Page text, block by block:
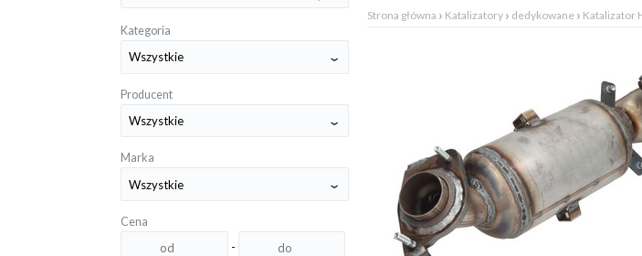
Kategoria
Producent
Marka
Cena
-
Strona główna › Katalizatory › dedykowane › Katalizator